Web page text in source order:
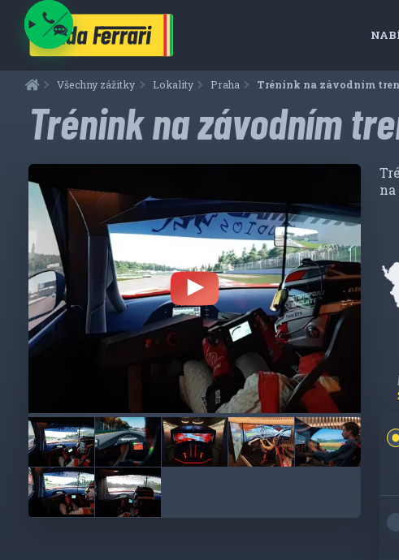
Všechny zážitky Lokality Praha Aktuální:
Trénink na závodním
Trénink na závodním